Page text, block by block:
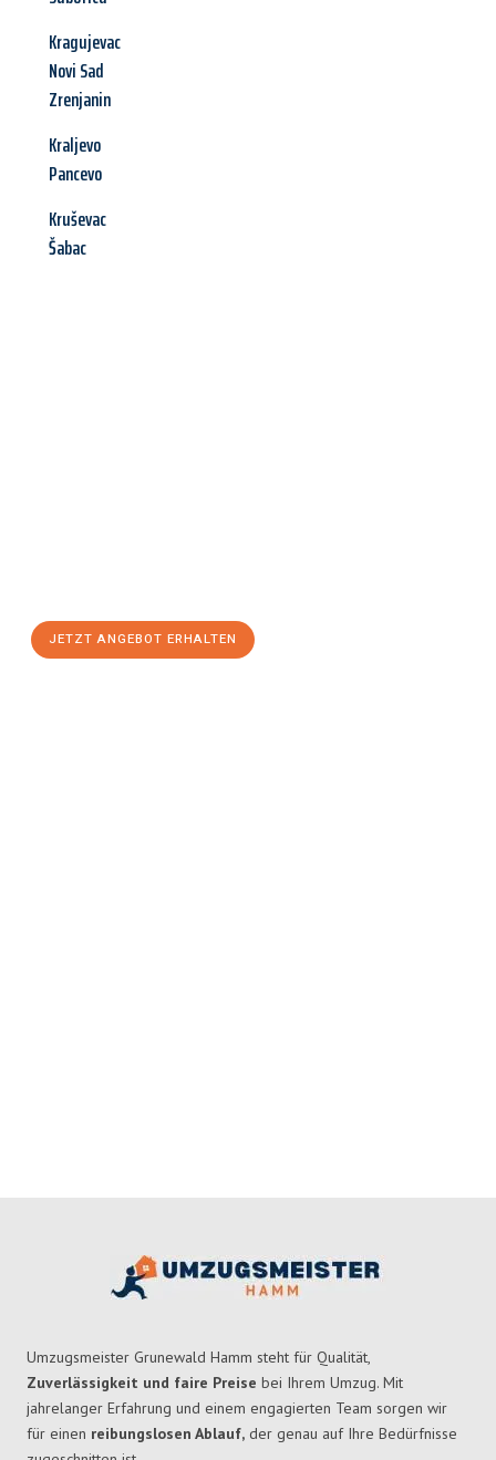
Kragujevac
Novi Sad
Zrenjanin
Kraljevo
Pancevo
Kruševac
Šabac
JETZT ANGEBOT ERHALTEN
Umzugsmeister Grunewald Hamm steht für Qualität,
Zuverlässigkeit und faire Preise bei Ihrem Umzug. Mit
jahrelanger Erfahrung und einem engagierten Team sorgen wir
für einen reibungslosen Ablauf, der genau auf Ihre Bedürfnisse